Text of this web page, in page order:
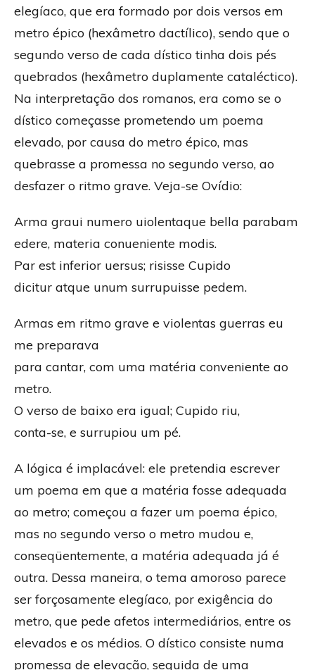
elegíaco, que era formado por dois versos em
metro épico (hexâmetro dactílico), sendo que o
segundo verso de cada dístico tinha dois pés
quebrados (hexâmetro duplamente cataléctico).
Na interpretação dos romanos, era como se o
dístico começasse prometendo um poema
elevado, por causa do metro épico, mas
quebrasse a promessa no segundo verso, ao
desfazer o ritmo grave. Veja-se Ovídio:
Arma graui numero uiolentaque bella parabam
edere, materia conueniente modis.
Par est inferior uersus; risisse Cupido
dicitur atque unum surrupuisse pedem.
Armas em ritmo grave e violentas guerras eu
me preparava
para cantar, com uma matéria conveniente ao
metro.
O verso de baixo era igual; Cupido riu,
conta-se, e surrupiou um pé.
A lógica é implacável: ele pretendia escrever
um poema em que a matéria fosse adequada
ao metro; começou a fazer um poema épico,
mas no segundo verso o metro mudou e,
conseqüentemente, a matéria adequada já é
outra. Dessa maneira, o tema amoroso parece
ser forçosamente elegíaco, por exigência do
metro, que pede afetos intermediários, entre os
elevados e os médios. O dístico consiste numa
promessa de elevação, seguida de uma